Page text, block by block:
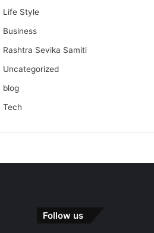
Life Style
Business
Rashtra Sevika Samiti
Uncategorized
blog
Tech
Follow us